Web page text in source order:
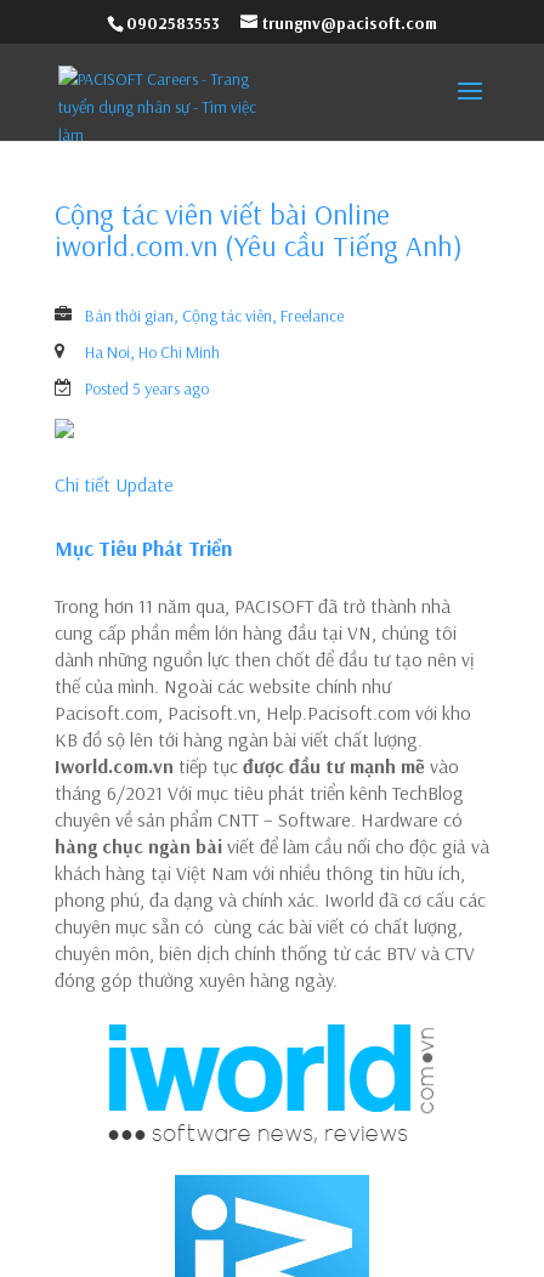
0902583553 trungnv@pacisoft.com
Cộng tác viên viết bài Online
iworld.com.vn (Yêu cầu Tiếng Anh)
Bán thời gian, Cộng tác viên, Freelance
Ha Noi, Ho Chi Minh
Posted 5 years ago
Chi tiết Update
Mục Tiêu Phát Triển
Trong hơn 11 năm qua, PACISOFT đã trở thành nhà
cung cấp phần mềm lớn hàng đầu tại VN, chúng tôi
dành những nguồn lực then chốt để đầu tư tạo nên vị
thế của mình. Ngoài các website chính như
Pacisoft.com, Pacisoft.vn, Help.Pacisoft.com với kho
KB đồ sộ lên tới hàng ngàn bài viết chất lượng.
Iworld.com.vn tiếp tục được đầu tư mạnh mẽ vào
tháng 6/2021 Với mục tiêu phát triển kênh TechBlog
chuyên về sản phẩm CNTT – Software. Hardware có
hàng chục ngàn bàiviết để làm cầu nối cho độc giả và
khách hàng tại Việt Nam với nhiều thông tin hữu ích,
phong phú, đa dạng và chính xác. Iworld đã cơ cấu các
chuyên mục sẵn có cùng các bài viết có chất lượng,
chuyên môn, biên dịch chính thống từ các BTV và CTV
đóng góp thường xuyên hàng ngày.